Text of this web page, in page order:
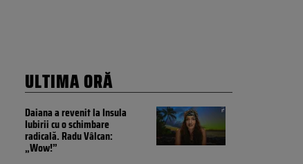
ULTIMA ORĂ
Daiana a revenit la Insula
Iubirii cu o schimbare
radicală. Radu Vâlcan:
„Wow!”